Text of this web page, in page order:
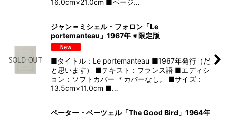
ジャン＝ミシェル・フォロン「Le
portemanteau」1967年 ※限定版
■タイトル：Le portemanteau ■1967年発行（だ
と思います） ■テキスト：フランス語 ■エディシ
ョン：ソフトカバー ＊カバーなし。 ■サイズ：
13.5cm×11.0cm ■…
ペーター・ベーツェル「The Good Bird」1964年